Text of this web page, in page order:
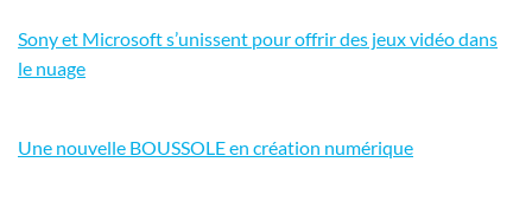
Sony et Microsoft s’unissent pour offrir des jeux vidéo dans
le nuage
Une nouvelle BOUSSOLE en création numérique